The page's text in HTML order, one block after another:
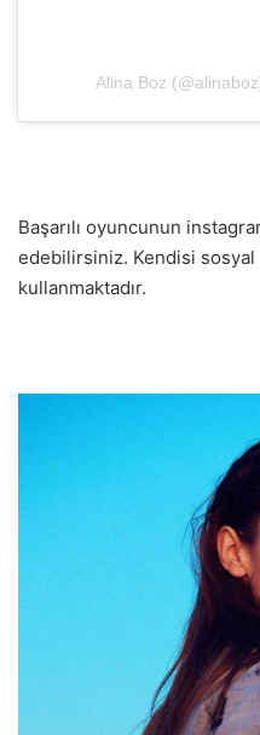
Alina Boz
Başarılı oyuncunun
edebilirsiniz. Kendisi sosyal
kullanmaktadır.